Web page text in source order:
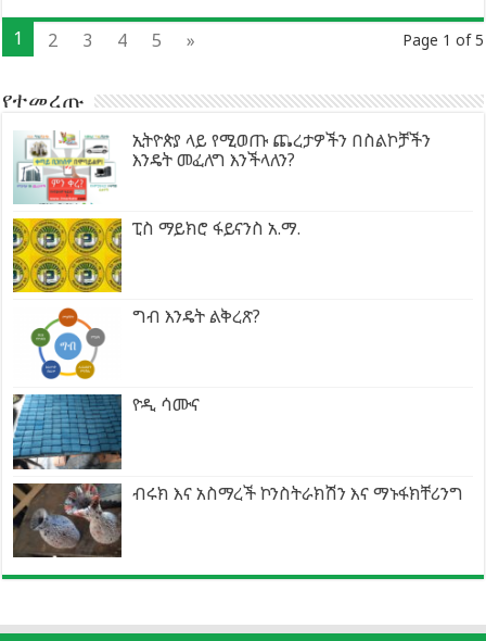
Page 1 of 5
1 2 3 4 5 »
የተመረጡ
ኢትዮጵያ ላይ የሚወጡ ጨረታዎችን በስልኮቻችን
እንዴት መፈለግ እንችላለን?
ፒስ ማይክሮ ፋይናንስ አ.ማ.
ግብ እንዴት ልቅረጽ?
ዮዲ ሳሙና
ብሩክ እና አስማረች ኮንስትራክሽን እና ማኑፋክቸሪንግ